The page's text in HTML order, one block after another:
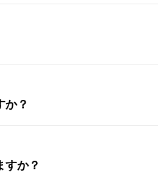
か？
すか？